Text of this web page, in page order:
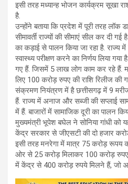
इसी तरह मध्यान्ह भोजन कार्यक्रम सूखा
है.
उन्होंने बताया कि प्रदेश में पूरी तरह लॉक
सीमावर्ती राज्यों की सीमाएं सील कर दी गई
का कड़ाई से पालन किया जा रहा है. राज्य
स्वास्थ्य परीक्षण करने का निर्णय लिया
गए हैं. जिसमें 5 लाख लोग काम कर रहे हैं.
लिए 100 करोड़ रुपए की राशि रिलीज की
संक्रमण नियंत्रण में है छत्तीसगढ़ में 9
हैं. राज्य में अनाज और सब्जी की सप्लाई
में हैं. बाजारों में सामाजिक दूरी का पालन
मुख्यमंत्री भूपेश बघेल ने सोनिया गांधी को
केंद्र सरकार से जीएसटी की दो हजार
इसी तरह मनरेगा में मात्र 75 करोड़ रूपय
ओर से 25 करोड़ मिलाकर 100 करोड़ रुपए
में केंद्र से 400 करोड़ रुपये मिलने हैं, जो